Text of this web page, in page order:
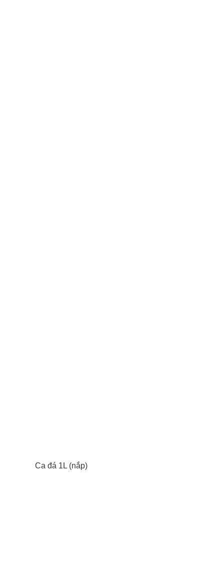
Ca đá 1L (nắp)